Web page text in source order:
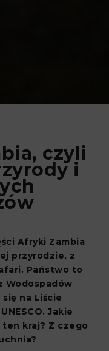
czyli
i
Afryki Zambia
przyrodzie, z
Państwo to
Wodospadów
na Liście
Jakie
kraj? Z czego